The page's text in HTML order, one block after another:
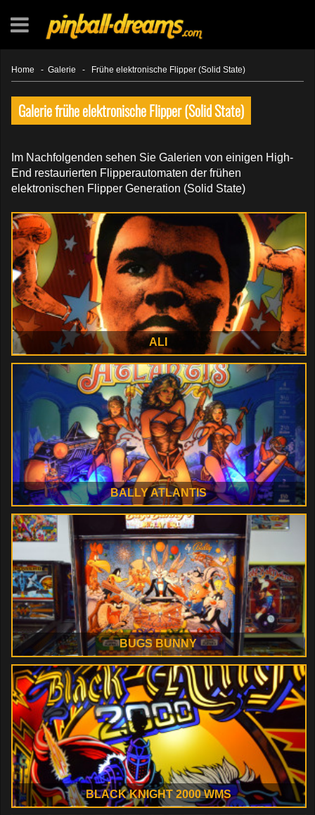
Home - Galerie - Frühe elektronische Flipper (Solid State)
Galerie frühe elektronische Flipper (Solid State)
Im Nachfolgenden sehen Sie Galerien von einigen High-
End restaurierten Flipperautomaten der frühen
elektronischen Flipper Generation (Solid State)
ALI
BALLY ATLANTIS
BUGS BUNNY
BLACK KNIGHT 2000 WMS